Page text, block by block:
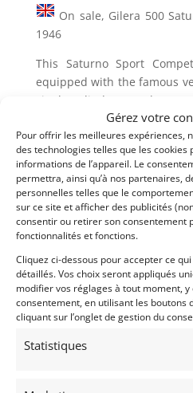
Gérez votre
Pour offrir les meilleures expériences,
des technologies telles que les
informations de l’appareil. Le
permettra, ainsi qu’à nos partenaires,
personnelles telles que le
sur ce site et afficher des publicités
consentir ou retirer son consentement
fonctionnalités et fonctions.
Cliquez ci-dessous pour accepter ce
détaillés. Vos choix seront appliqués
modifier vos réglages à tout moment,
consentement, en utilisant les boutons
cliquant sur l’onglet de gestion du
Statistiques
On sale, Gilera 500
1946
This Saturno Sport
equipped with the famous
single cylinder (number
horsepower at 6000 rpm. It
with right pedal control and
bath, as well as a
swingarm with two
rear.
In very good general
enlightened collector.
Demandez une expertise